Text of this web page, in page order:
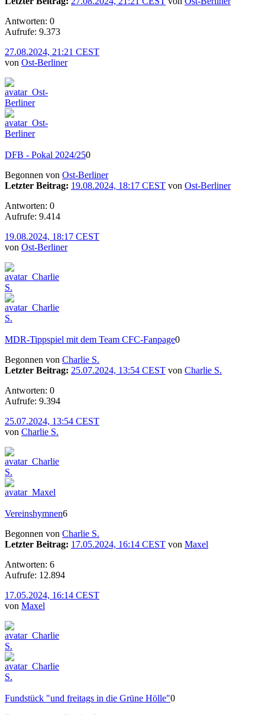
Antworten: 0
Aufrufe: 9.373
27.08.2024, 21:21 CEST
von Ost-Berliner
DFB - Pokal 2024/250
Begonnen von Ost-Berliner
Letzter Beitrag: 19.08.2024, 18:17 CEST von Ost-Berliner
Antworten: 0
Aufrufe: 9.414
19.08.2024, 18:17 CEST
von Ost-Berliner
MDR-Tippspiel mit dem Team CFC-Fanpage0
Begonnen von Charlie S.
Letzter Beitrag: 25.07.2024, 13:54 CEST von Charlie S.
Antworten: 0
Aufrufe: 9.394
25.07.2024, 13:54 CEST
von Charlie S.
Vereinshymnen6
Begonnen von Charlie S.
Letzter Beitrag: 17.05.2024, 16:14 CEST von Maxel
Antworten: 6
Aufrufe: 12.894
17.05.2024, 16:14 CEST
von Maxel
Fundstück "und freitags in die Grüne Hölle"0